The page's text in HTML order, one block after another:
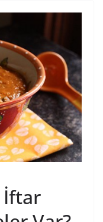
İftar